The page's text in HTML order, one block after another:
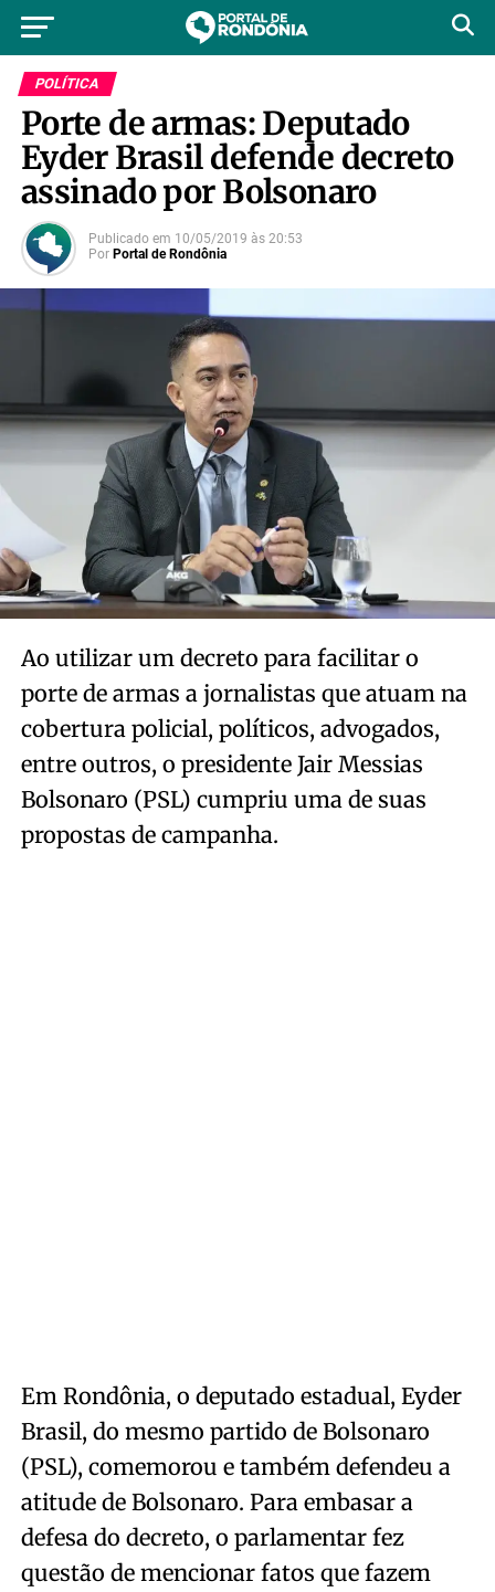
POLÍTICA
Porte de armas: Deputado
Eyder Brasil defende decreto
assinado por Bolsonaro
Publicado em 10/05/2019 às 20:53
Por Portal de Rondônia
Ao utilizar um decreto para facilitar o
porte de armas a jornalistas que atuam na
cobertura policial, políticos, advogados,
entre outros, o presidente Jair Messias
Bolsonaro (PSL) cumpriu uma de suas
propostas de campanha.
Em Rondônia, o deputado estadual, Eyder
Brasil, do mesmo partido de Bolsonaro
(PSL), comemorou e também defendeu a
atitude de Bolsonaro. Para embasar a
defesa do decreto, o parlamentar fez
questão de mencionar fatos que fazem